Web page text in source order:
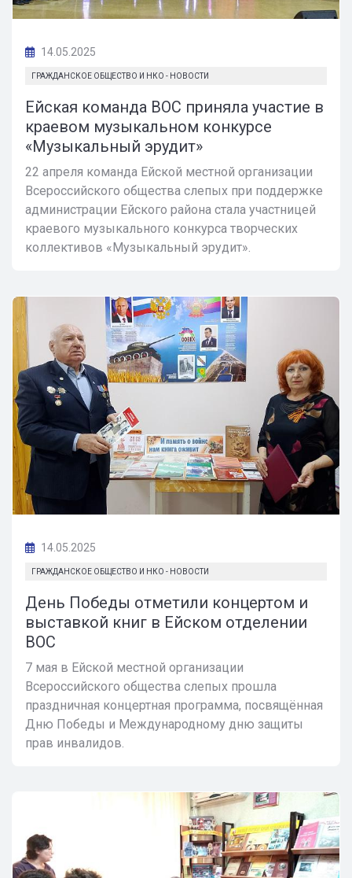
14.05.2025
ГРАЖДАНСКОЕ ОБЩЕСТВО И НКО - НОВОСТИ
Ейская команда ВОС приняла участие в
краевом музыкальном конкурсе
«Музыкальный эрудит»
22 апреля команда Ейской местной организации
Всероссийского общества слепых при поддержке
администрации Ейского района стала участницей
краевого музыкального конкурса творческих
коллективов «Музыкальный эрудит».
14.05.2025
ГРАЖДАНСКОЕ ОБЩЕСТВО И НКО - НОВОСТИ
День Победы отметили концертом и
выставкой книг в Ейском отделении
ВОС
7 мая в Ейской местной организации
Всероссийского общества слепых прошла
праздничная концертная программа, посвящённая
Дню Победы и Международному дню защиты
прав инвалидов.